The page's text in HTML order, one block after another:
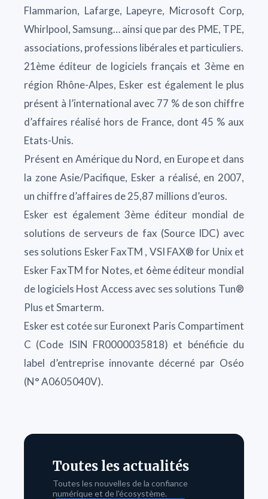
Flammarion, Lafarge, Lapeyre, Microsoft Corp,
Whirlpool, Samsung… ainsi que par des PME, TPE,
associations, professions libérales et particuliers.
21ème éditeur de logiciels français et 3ème en
région Rhône-Alpes, Esker est également le plus
présent à l’international avec 77 % de son chiffre
d’affaires réalisé hors de France, dont 45 % aux
Etats-Unis.
Présent en Amérique du Nord, en Europe et dans
la zone Asie/Pacifique, Esker a réalisé, en 2007,
un chiffre d’affaires de 25,87 millions d’euros.
Esker est également 3ème éditeur mondial de
solutions de serveurs de fax (Source IDC) avec
ses solutions Esker FaxTM , VSI FAX® for Unix et
Esker FaxTM for Notes, et 6ème éditeur mondial
de logiciels Host Access avec ses solutions Tun®
Plus et Smarterm.
Esker est cotée sur Euronext Paris Compartiment
C (Code ISIN FR0000035818) et bénéficie du
label d’entreprise innovante décerné par Oséo
(N° A0605040V).
Toutes les actualités
Toutes les nouvelles de la confiance
numérique et de l'écosystème.